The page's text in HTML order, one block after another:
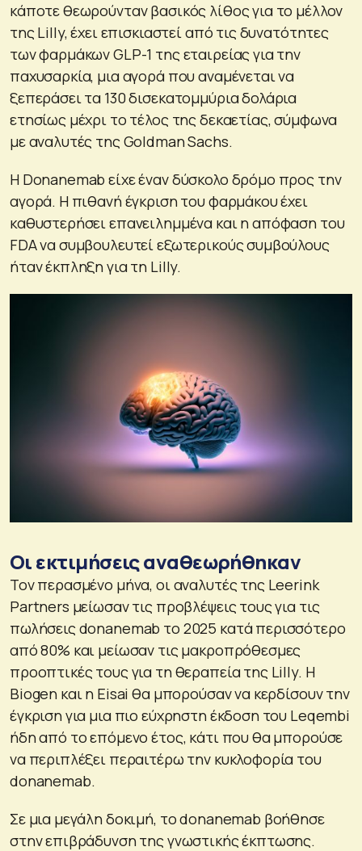
κάποτε θεωρούνταν βασικός λίθος για το μέλλον
της Lilly, έχει επισκιαστεί από τις δυνατότητες
των φαρμάκων GLP-1 της εταιρείας για την
παχυσαρκία, μια αγορά που αναμένεται να
ξεπεράσει τα 130 δισεκατομμύρια δολάρια
ετησίως μέχρι το τέλος της δεκαετίας, σύμφωνα
με αναλυτές της Goldman Sachs.
Η Donanemab είχε έναν δύσκολο δρόμο προς την
αγορά. Η πιθανή έγκριση του φαρμάκου έχει
καθυστερήσει επανειλημμένα και η απόφαση του
FDA να συμβουλευτεί εξωτερικούς συμβούλους
ήταν έκπληξη για τη Lilly.
Οι εκτιμήσεις αναθεωρήθηκαν
Τον περασμένο μήνα, οι αναλυτές της Leerink
Partners μείωσαν τις προβλέψεις τους για τις
πωλήσεις donanemab το 2025 κατά περισσότερο
από 80% και μείωσαν τις μακροπρόθεσμες
προοπτικές τους για τη θεραπεία της Lilly. Η
Biogen και η Eisai θα μπορούσαν να κερδίσουν την
έγκριση για μια πιο εύχρηστη έκδοση του Leqembi
ήδη από το επόμενο έτος, κάτι που θα μπορούσε
να περιπλέξει περαιτέρω την κυκλοφορία του
donanemab.
Σε μια μεγάλη δοκιμή, το donanemab βοήθησε
στην επιβράδυνση της γνωστικής έκπτωσης.